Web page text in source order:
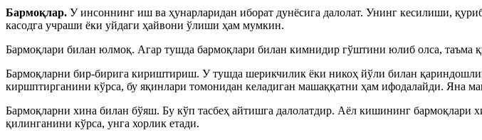
Бармоқлар. У инсоннинг иш ва ҳунарларидан иборат дунёсига далолат. Унинг кесилиши,
касодга учраши ёки уйдаги ҳайвони ўлиши ҳам мумкин.
Бармоқлари билан юлмоқ. Агар тушда бармоқлари билан кимнидир гўштини юлиб олса, таъма
Бармоқларни бир-бирига кириштириш. У тушда шерикчилик ёки никоҳ йўли билан
киршптирганини кўрса, бу яқинлари томонидан келадиган машаққатни ҳам ифодалайди. Яна
Бармоқларни хина билан бўяш. Бу кўп тасбеҳ айтишга далолатдир. Аёл кишининг
қилинганини кўрса, унга хорлик етади.